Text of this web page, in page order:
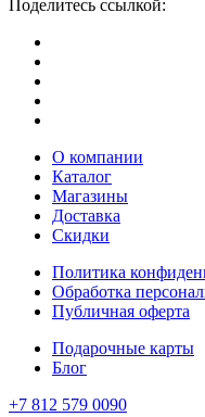
Поделитесь ссылкой:
О компании
Каталог
Магазины
Доставка
Скидки
Политика
Обработка
Публичная оферта
Подарочные карты
Блог
+7 812 579 0090